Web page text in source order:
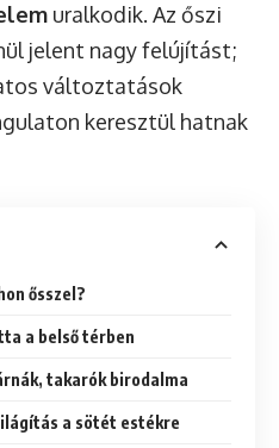
uralkodik. Az őszi
jelent nagy felújítást;
változtatások
keresztül hatnak
ősszel?
a belső térben
takarók birodalma
a sötét estékre